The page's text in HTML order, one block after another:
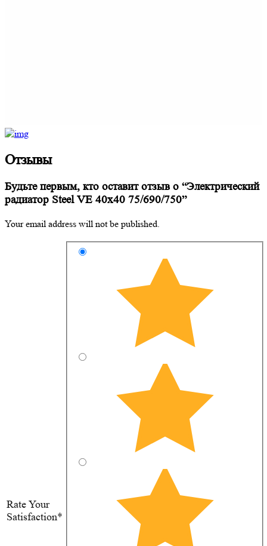
Отзывы
Будьте первым, кто оставит отзыв о “Электрический
радиатор Steel VE 40х40 75/690/750”
Your email address will not be published.
Rate Your
Satisfaction*